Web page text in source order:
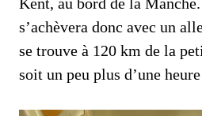
s’achèvera donc avec un
se trouve à 120 km de la
soit un peu plus d’une